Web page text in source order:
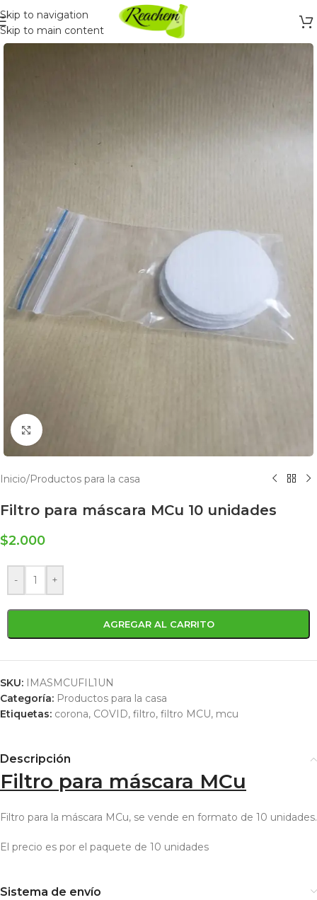
Skip to navigation
Skip to main content
Click to enlarge
Inicio/Productos para la casa
Filtro para máscara MCu 10 unidades
$2.000
- +
AGREGAR AL CARRITO
SKU: IMASMCUFIL1UN
Categoría: Productos para la casa
Etiquetas: corona, COVID, filtro, filtro MCU, mcu
Descripción
Filtro para máscara MCu
Filtro para la máscara MCu, se vende en formato de 10 unidades.
El precio es por el paquete de 10 unidades
Sistema de envío